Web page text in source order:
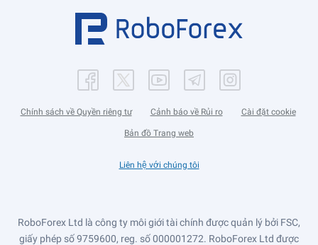
Chính sách về Quyền riêng tư Cảnh báo về Rủi ro Cài đặt cookie
Bản đồ Trang web
Liên hệ với chúng tôi
RoboForex Ltd là công ty môi giới tài chính được quản lý bởi FSC,
giấy phép số 9759600, reg. số 000001272. RoboForex Ltd được